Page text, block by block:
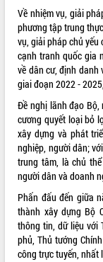
Lắk
Khơi thông điểm nghẽn,
giải ngân vốn khắc phục
HĐND tỉnh thông qua
hoạch tỉnh thời kỳ 2021-
Hội thảo góp ý hồ sơ điều
hoạch tỉnh Đắk Lắk thời
tầm nhìn đến năm 2050
Nâng cao hiệu quả hoạt
doanh nghiệp nhà nước
Hội nghị triển khai kết
truyền số liệu chuyên
quan Đảng, Nhà nước
Lễ phát động chuỗi hoạt
tay làm sạch môi trường
Xã Ea Kar bước chuyển
Về nhiệm vụ, giải
phương tập trung
vụ, giải pháp chủ
cạnh tranh quốc gia
về dân cư, định danh
giai đoạn 2022 -
Đề nghị lãnh đạo
cương quyết loại bỏ
xây dựng và phát
nghiệp, người dân;
trung tâm, là chủ
người dân và doanh
Phấn đấu đến giữa
thành xây dựng Bộ
thông tin, dữ liệu với
phủ, Thủ tướng
công trực tuyến, nhất